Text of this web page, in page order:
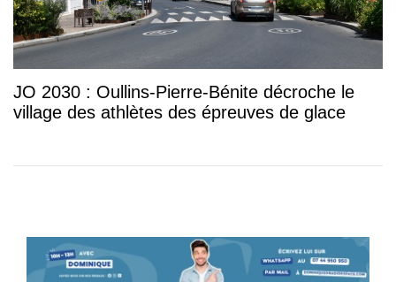
JO 2030 : Oullins-Pierre-Bénite décroche le
village des athlètes des épreuves de glace